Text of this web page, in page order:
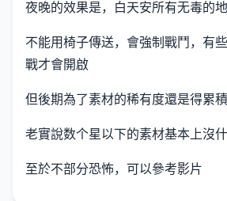
夜晚的效果是，白天安所有无毒的
不能用椅子傳送，會強制戰鬥，有
戰才會開啟
但後期為了素材的稀有度還是得累
老實說数个星以下的素材基本上沒
至於不部分恐怖，可以參考影片